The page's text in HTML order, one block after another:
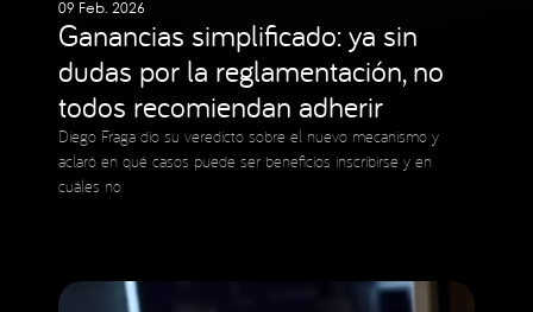
09 Feb. 2026
Ganancias simplificado: ya sin
dudas por la reglamentación, no
todos recomiendan adherir
Diego Fraga dio su veredicto sobre el nuevo mecanismo y
aclaró en qué casos puede ser beneficios inscribirse y en
cuáles no